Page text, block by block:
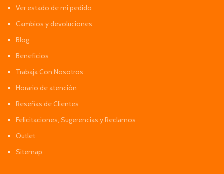
Ver estado de mi pedido
Cambios y devoluciones
Blog
Beneficios
Trabaja Con Nosotros
Horario de atención
Reseñas de Clientes
Felicitaciones, Sugerencias y Reclamos
Outlet
Sitemap